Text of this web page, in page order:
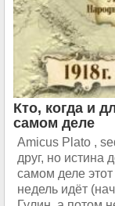
Кто, когда и
самом деле
Amicus Plato ,
друг, но истина
самом деле
недель идёт